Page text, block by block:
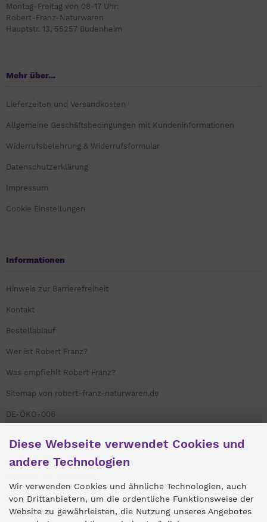
Montag-Freitag von 08-17 Uhr:
Robert-Franz-Naturwaren
Hauptstr. 13, 55257 Budenheim
Mehr über...
Lieferzeiten und Versandkosten
Allgemeine Geschäftsbedingungen mit Kundeninformationen
Widerrufsbelehrung & Widerrufsformular
Datenschutzerklärung
Impressum
Cookie Einstellungen
Informationen
Hinweis zur Barrierefreiheit
Kontakt
Bestellablauf
Wer ist Robert Franz?
Was empfiehlt Robert Franz?
Sitemap von robert-franz-naturwaren.de
DE-ÖKO-006
Umweltengagement
Diese Webseite verwendet Cookies und
andere Technologien
Wir verwenden Cookies und ähnliche Technologien, auch
von Drittanbietern, um die ordentliche Funktionsweise der
Website zu gewährleisten, die Nutzung unseres Angebotes